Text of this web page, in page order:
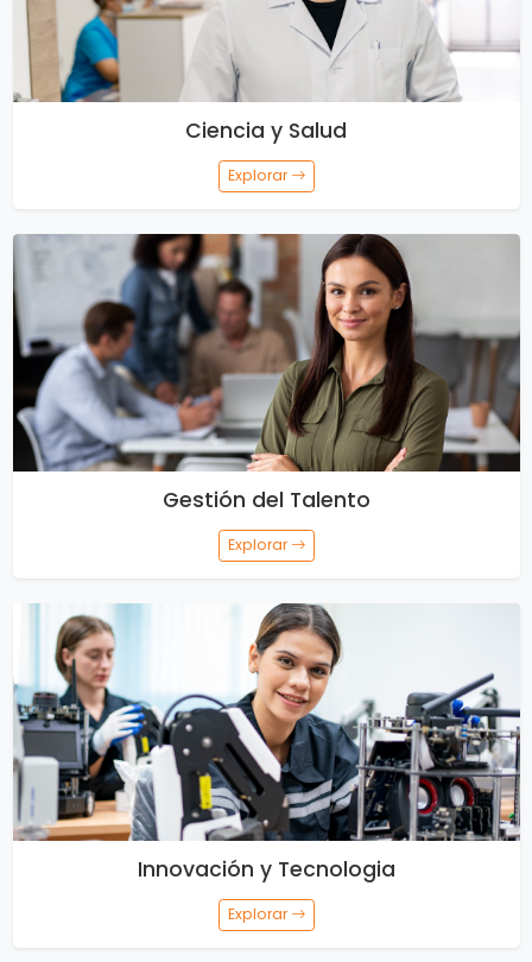
Ciencia y Salud
Explorar
Gestión del Talento
Explorar
Innovación y Tecnologia
Explorar